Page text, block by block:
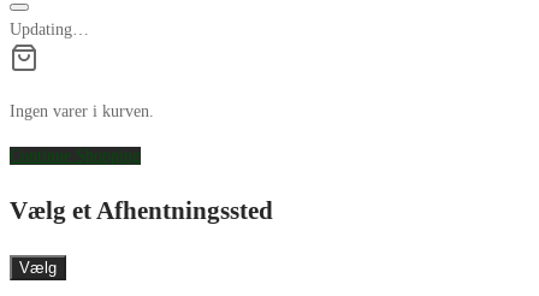
Updating…
Ingen varer i kurven.
Continue Shopping
Vælg et Afhentningssted
Vælg